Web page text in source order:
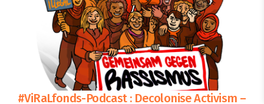
#ViRaLfonds-Podcast : Decolonise Activism –